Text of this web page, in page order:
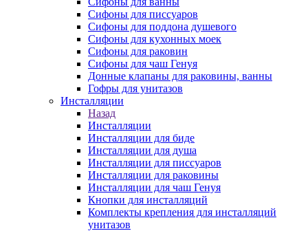
Сифоны для писсуаров
Сифоны для поддона душевого
Сифоны для кухонных моек
Сифоны для раковин
Сифоны для чаш Генуя
Донные клапаны для раковины, ванны
Гофры для унитазов
Инсталляции
Назад
Инсталляции
Инсталляции для биде
Инсталляции для душа
Инсталляции для писсуаров
Инсталляции для раковины
Инсталляции для чаш Генуя
Кнопки для инсталляций
Комплекты крепления для инсталляций
унитазов